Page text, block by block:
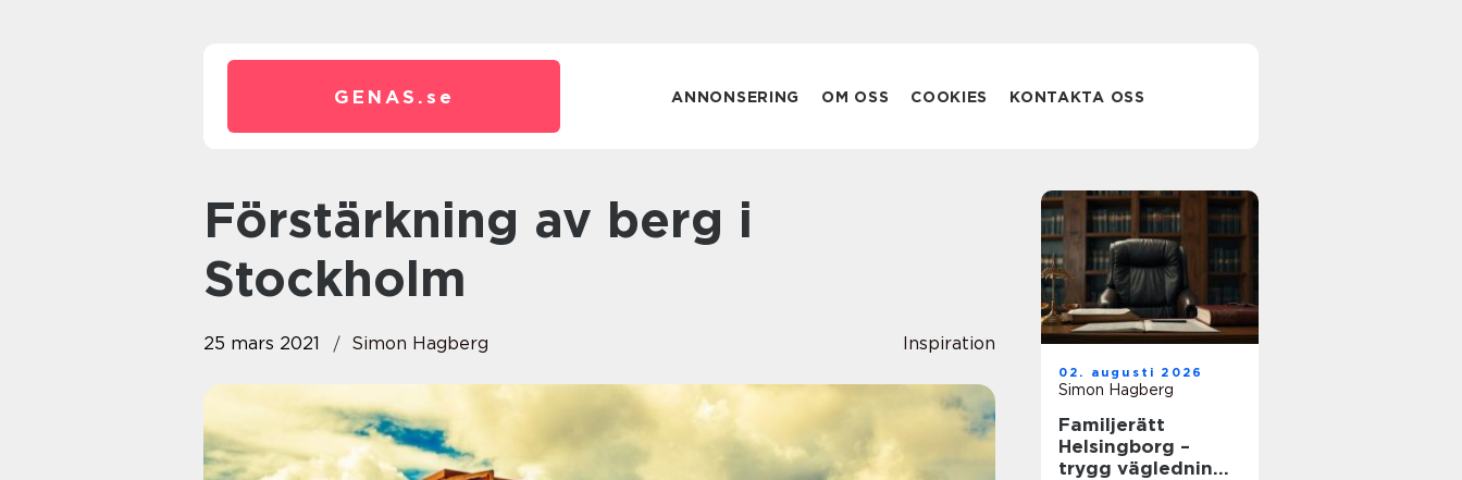
GENAS. se ANNONSERING OM OSS COOKIES KONTAKTA OSS
Förstärkning av berg i
Stockholm
25 mars 2021 Simon Hagberg Inspiration
02. augusti 2026
Simon Hagberg
Familjerätt
Helsingborg –
trygg vägledning i